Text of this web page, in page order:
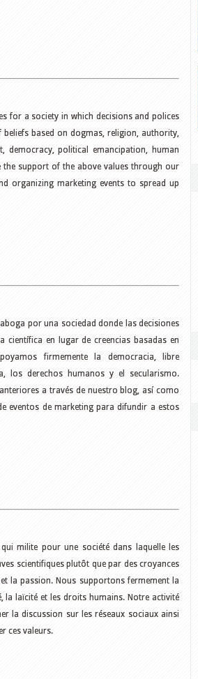
for a society in which decisions and polices
based on dogmas, religion, authority,
democracy, political emancipation, human
the support of the above values through our
organizing marketing events to spread up
por una sociedad donde las decisiones
en lugar de creencias basadas en
firmemente la democracia, libre
los derechos humanos y el secularismo.
a través de nuestro blog, así como
eventos de marketing para difundir a estos
milite pour une société dans laquelle les
scientifiques plutôt que par des croyances
la passion. Nous supportons fermement la
la laïcité et les droits humains. Notre activité
la discussion sur les réseaux sociaux ainsi
ces valeurs.